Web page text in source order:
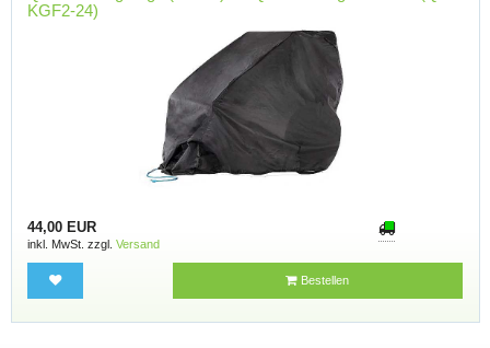
KGF2-24)
44,00 EUR
inkl. MwSt. zzgl. Versand
Bestellen